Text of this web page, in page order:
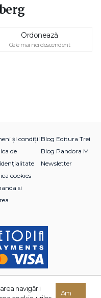
Ordonează
Cele mai noi descendent
și condiții
de
cookies
si
Blog Editura Trei
Blog Pandora M
Newsletter
drepturile rezervate.
navigării
Am